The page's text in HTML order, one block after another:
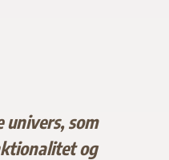
som
og